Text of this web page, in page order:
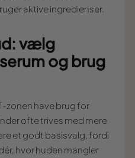
aktive ingredienser.
vælg
og brug
zonen have brug for
ofte trives med mere
et godt basisvalg, fordi
hvor huden mangler